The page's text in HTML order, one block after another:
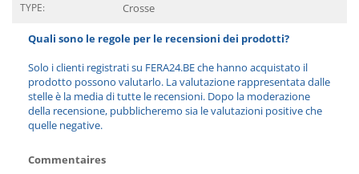
TYPE: Crosse
Quali sono le regole per le recensioni dei prodotti?
Solo i clienti registrati su FERA24.BE che hanno acquistato il
prodotto possono valutarlo. La valutazione rappresentata dalle
stelle è la media di tutte le recensioni. Dopo la moderazione
della recensione, pubblicheremo sia le valutazioni positive che
quelle negative.
Commentaires